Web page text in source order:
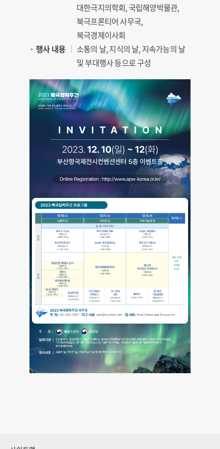
대한극지의학회, 국립해양박물관,
북극프론티어 사무국,
북극경제이사회
행사 내용
소통의 날, 지식의 날, 지속가능의 날
및 부대행사 등으로 구성